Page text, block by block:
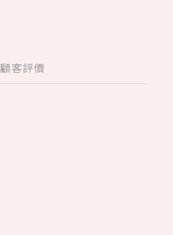
顧客評價